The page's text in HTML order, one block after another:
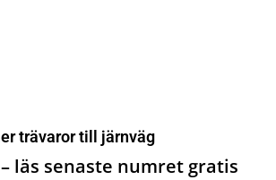
trävaror till järnväg
läs senaste numret gratis